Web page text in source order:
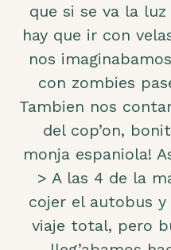
que si se va la
hay que ir con
nos
con zombies
Tambien nos
del cop’on,
monja espaniola!
> A las 4 de la
cojer el autobus y
viaje total, pero